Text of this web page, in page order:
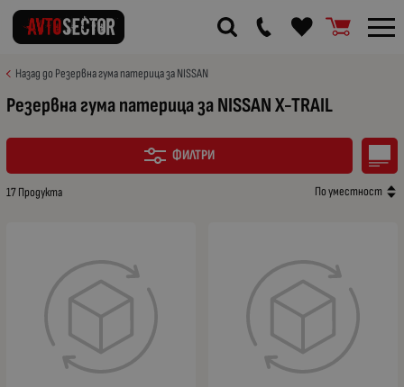
Назад до Резервна гума патерица за NISSAN
Резервна гума патерица за NISSAN X-TRAIL
ФИЛТРИ
17 Продукта По уместност